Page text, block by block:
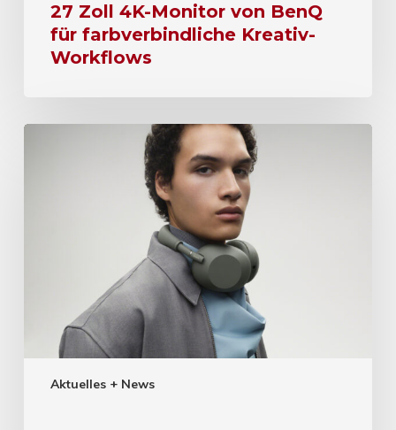
27 Zoll 4K-Monitor von BenQ
für farbverbindliche Kreativ-
Workflows
Aktuelles + News